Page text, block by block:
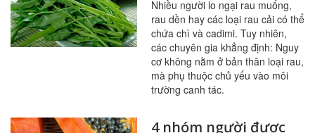
loại nặng
Nhiều người lo ngại rau muống,
rau dền hay các loại rau cải có thể
chứa chì và cadimi. Tuy nhiên,
các chuyên gia khẳng định: Nguy
cơ không nằm ở bản thân loại rau,
mà phụ thuộc chủ yếu vào môi
trường canh tác.
4 nhóm người được